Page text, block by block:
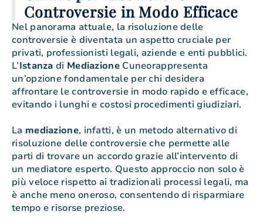
Controversie in Modo Efficace
Nel panorama attuale, la risoluzione delle
controversie è diventata un aspetto cruciale per
privati, professionisti legali, aziende e enti pubblici.
L’Istanza di MediazioneCuneorappresenta
un’opzione fondamentale per chi desidera
affrontare le controversie in modo rapido e efficace,
evitando i lunghi e costosi procedimenti giudiziari.
La mediazione, infatti, è un metodo alternativo di
risoluzione delle controversie che permette alle
parti di trovare un accordo grazie all’intervento di
un mediatore esperto. Questo approccio non solo è
più veloce rispetto ai tradizionali processi legali, ma
è anche meno oneroso, consentendo di risparmiare
tempo e risorse preziose.